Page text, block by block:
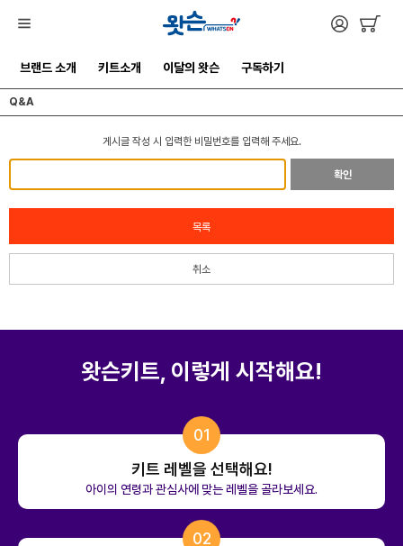
브랜드 소개 키트소개 이달의 왓슨 구독하기
Q&A
게시글 작성 시 입력한 비밀번호를 입력해 주세요.
확인
목록
취소
왓슨키트, 이렇게 시작해요!
01
키트 레벨을 선택해요!
아이의 연령과 관심사에 맞는 레벨을 골라보세요.
02